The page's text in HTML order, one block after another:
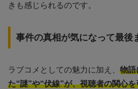
きも感じられるのです。
事件の真相が気になって最後
ラブコメとしての魅力に加え、 物語
た“謎”や“伏線”が、視聴者の関心